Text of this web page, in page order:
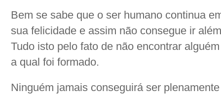
Bem se sabe que o ser humano continua
sua felicidade e assim não consegue ir
Tudo isto pelo fato de não encontrar
a qual foi formado.
Ninguém jamais conseguirá ser